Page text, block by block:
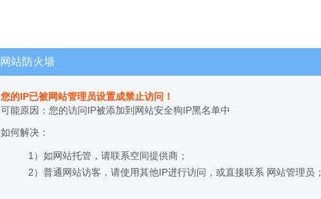
网站防火墙
您的IP已被网站管理员设置成禁止访问！
可能原因：您的访问IP被添加到网站安全狗IP黑名单中
如何解决：
1）如网站托管，请联系空间提供商；
2）普通网站访客，请使用其他IP进行访问，或直接联系 网站管理员；